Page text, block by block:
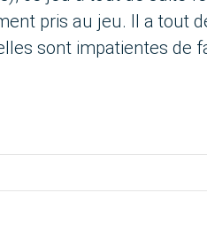
pris au jeu. Il a tout
sont impatientes de